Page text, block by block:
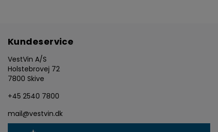
Kundeservice
VestVin A/S
Holstebrovej 72
7800 Skive
+45 2540 7800
mail@vestvin.dk